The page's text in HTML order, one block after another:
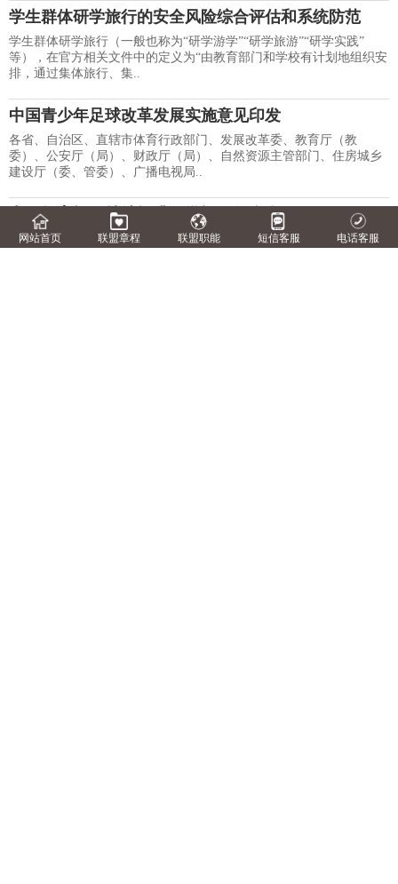
学生群体研学旅行的安全风险综合评估和系统防范
学生群体研学旅行（一般也称为“研学游学”“研学旅游”“研学实践”
等），在官方相关文件中的定义为“由教育部门和学校有计划地组织安
排，通过集体旅行、集..
中国青少年足球改革发展实施意见印发
各省、自治区、直辖市体育行政部门、发展改革委、教育厅（教
委）、公安厅（局）、财政厅（局）、自然资源主管部门、住房城乡
建设厅（委、管委）、广播电视局..
中国教育报：持续提升研学旅行的含金量
近年来，研学机构发展迅速，但质量却参差不齐。全国人大代表于
网站首页 联盟章程 联盟职能 短信客服 电话客服